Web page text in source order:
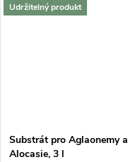
Udržitelný produkt
Substrát pro Aglaonemy a
Alocasie, 3 l